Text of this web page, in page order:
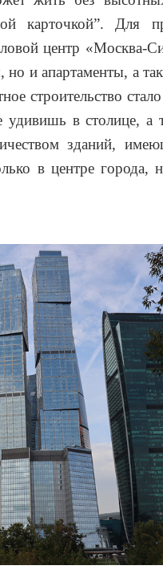
карточкой”. Для
центр «Москва-
и апартаменты, а
строительство
удивишь в столице, а
зданий,
в центре города,